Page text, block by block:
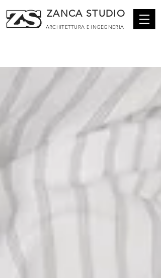
ZANCA STUDIO
ARCHITETTURA EINGEGNERIA